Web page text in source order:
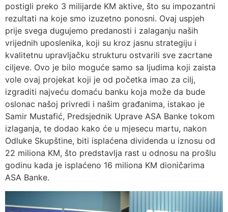
postigli preko 3 milijarde KM aktive, što su impozantni
rezultati na koje smo izuzetno ponosni. Ovaj uspjeh
prije svega dugujemo predanosti i zalaganju naših
vrijednih uposlenika, koji su kroz jasnu strategiju i
kvalitetnu upravljačku strukturu ostvarili sve zacrtane
ciljeve. Ovo je bilo moguće samo sa ljudima koji zaista
vole ovaj projekat koji je od početka imao za cilj,
izgraditi najveću domaću banku koja može da bude
oslonac našoj privredi i našim građanima, istakao je
Samir Mustafić, Predsjednik Uprave ASA Banke tokom
izlaganja, te dodao kako će u mjesecu martu, nakon
Odluke Skupštine, biti isplaćena dividenda u iznosu od
22 miliona KM, što predstavlja rast u odnosu na prošlu
godinu kada je isplaćeno 16 miliona KM dioničarima
ASA Banke.